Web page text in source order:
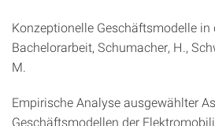
Konzeptionelle Geschäftsmodelle
Bachelorarbeit, Schumacher, H.,
M.
Empirische Analyse ausgewählter
Geschäftsmodellen der